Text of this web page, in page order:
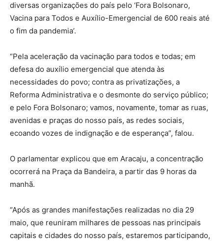
diversas organizações do país pelo ‘Fora Bolsonaro,
Vacina para Todos e Auxílio-Emergencial de 600 reais até
o fim da pandemia’.
“Pela aceleração da vacinação para todos e todas; em
defesa do auxílio emergencial que atenda às
necessidades do povo; contra as privatizações, a
Reforma Administrativa e o desmonte do serviço público;
e pelo Fora Bolsonaro; vamos, novamente, tomar as ruas,
avenidas e praças do nosso país, as redes sociais,
ecoando vozes de indignação e de esperança”, falou.
O parlamentar explicou que em Aracaju, a concentração
ocorrerá na Praça da Bandeira, a partir das 9 horas da
manhã.
“Após as grandes manifestações realizadas no dia 29
maio, que reuniram milhares de pessoas nas principais
capitais e cidades do nosso país, estaremos participando,